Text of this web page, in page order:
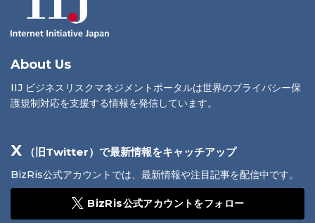
About Us
IIJ ビジネスリスクマネジメントポータルは世界のプライバシー保
護規制対応を支援する情報を発信しています。
X （旧Twitter）で最新情報をキャッチアップ
BizRis公式アカウントでは、最新情報や注目記事を配信中です。
BizRis公式アカウントをフォロー